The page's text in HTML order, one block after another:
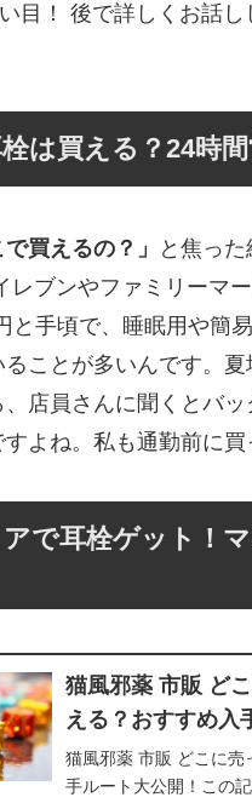
目！ 後で詳しくお話
は買える？24時
で買えるの？」
と焦っ
ブンやファミリーマ
と手頃で、睡眠用や簡
ことが多いんです。
店員さんに聞くとバ
よね。私も通勤前に
アで耳栓ゲット！
猫風邪薬 市販 ど
える？おすすめ入
猫風邪薬 市販 どこに売
手ルート大公開！この